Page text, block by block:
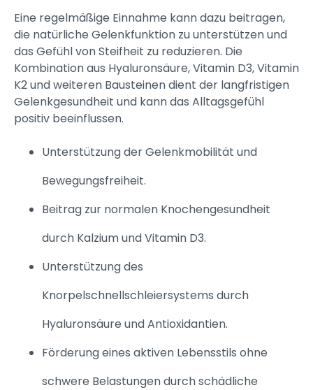
Eine regelmäßige Einnahme kann dazu beitragen,
die natürliche Gelenkfunktion zu unterstützen und
das Gefühl von Steifheit zu reduzieren. Die
Kombination aus Hyaluronsäure, Vitamin D3, Vitamin
K2 und weiteren Bausteinen dient der langfristigen
Gelenkgesundheit und kann das Alltagsgefühl
positiv beeinflussen.
Unterstützung der Gelenkmobilität und
Bewegungsfreiheit.
Beitrag zur normalen Knochengesundheit
durch Kalzium und Vitamin D3.
Unterstützung des
Knorpelschnellschleiersystems durch
Hyaluronsäure und Antioxidantien.
Förderung eines aktiven Lebensstils ohne
schwere Belastungen durch schädliche